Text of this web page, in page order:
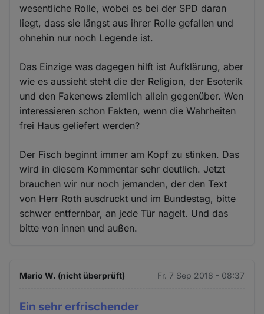
wesentliche Rolle, wobei es bei der SPD daran
liegt, dass sie längst aus ihrer Rolle gefallen und
ohnehin nur noch Legende ist.
Das Einzige was dagegen hilft ist Aufklärung, aber
wie es aussieht steht die der Religion, der Esoterik
und den Fakenews ziemlich allein gegenüber. Wen
interessieren schon Fakten, wenn die Wahrheiten
frei Haus geliefert werden?
Der Fisch beginnt immer am Kopf zu stinken. Das
wird in diesem Kommentar sehr deutlich. Jetzt
brauchen wir nur noch jemanden, der den Text
von Herr Roth ausdruckt und im Bundestag, bitte
schwer entfernbar, an jede Tür nagelt. Und das
bitte von innen und außen.
Mario W. (nicht überprüft) Fr. 7 Sep 2018 - 08:37
Ein sehr erfrischender